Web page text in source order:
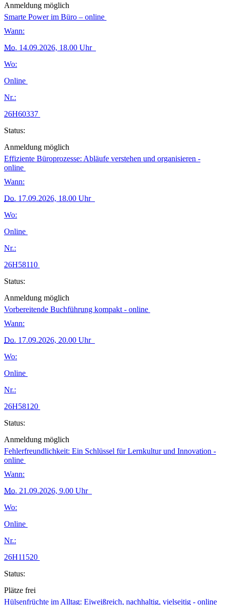
Anmeldung möglich
Smarte Power im Büro – online
Wann:
Mo. 14.09.2026, 18.00 Uhr
Wo:
Online
Nr.:
26H60337
Status:
Anmeldung möglich
Effiziente Büroprozesse: Abläufe verstehen und organisieren -
online
Wann:
Do. 17.09.2026, 18.00 Uhr
Wo:
Online
Nr.:
26H58110
Status:
Anmeldung möglich
Vorbereitende Buchführung kompakt - online
Wann:
Do. 17.09.2026, 20.00 Uhr
Wo:
Online
Nr.:
26H58120
Status:
Anmeldung möglich
Fehlerfreundlichkeit: Ein Schlüssel für Lernkultur und Innovation -
online
Wann:
Mo. 21.09.2026, 9.00 Uhr
Wo:
Online
Nr.:
26H11520
Status:
Plätze frei
Hülsenfrüchte im Alltag: Eiweißreich, nachhaltig, vielseitig - online